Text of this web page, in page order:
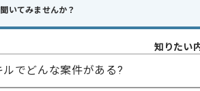
スキルに不安がある方へ
聞いてみませんか？
知りたい
ルでどんな案件がある?